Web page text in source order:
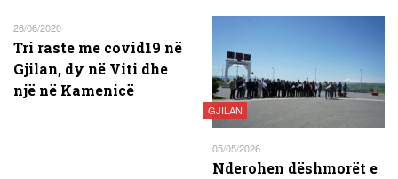
26/06/2020
Tri raste me covid19 në
Gjilan, dy në Viti dhe
një në Kamenicë
GJILAN
05/05/2026
Nderohen dëshmorët e